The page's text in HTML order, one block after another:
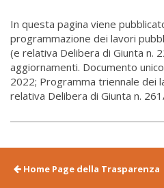
In questa pagina viene
programmazione dei lavori
(e relativa Delibera di Giunta n.
aggiornamenti. Documento
2022; Programma triennale dei
relativa Delibera di Giunta n.
Home Page della Trasparenza